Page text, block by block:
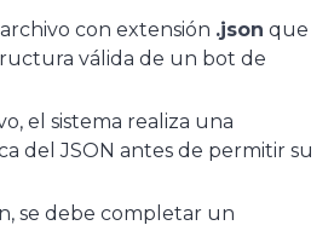
con extensión .json que
válida de un bot de
el sistema realiza una
del JSON antes de permitir su
se debe completar un